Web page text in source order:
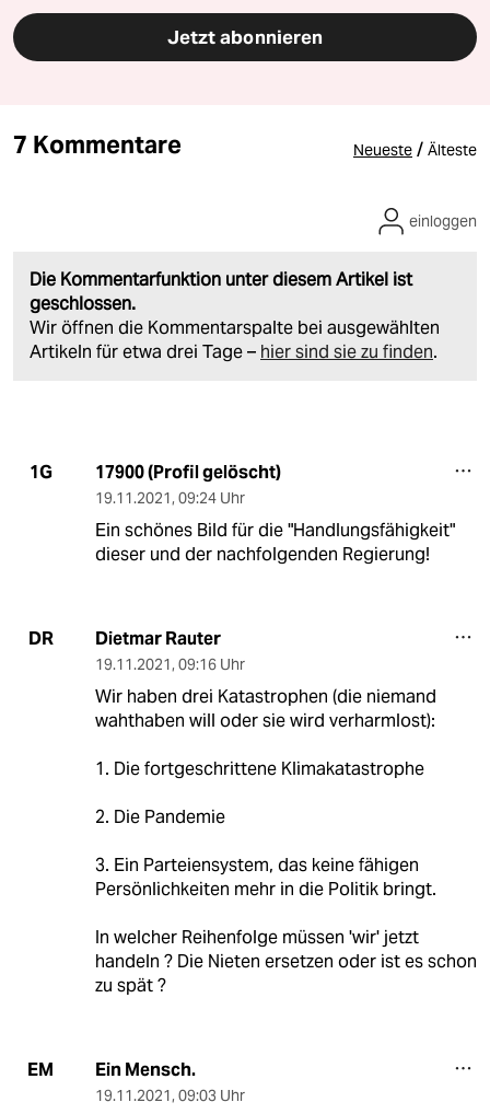
Jetzt abonnieren
7 Kommentare Neueste / Älteste
Die Kommentarfunktion unter diesem Artikel ist
geschlossen.
Wir öffnen die Kommentarspalte bei ausgewählten
Artikeln für etwa drei Tage – hier sind sie zu finden.
einloggen
1G 17900 (Profil gelöscht)
19.11.2021, 09:24 Uhr
Ein schönes Bild für die "Handlungsfähigkeit"
dieser und der nachfolgenden Regierung!
DR Dietmar Rauter
19.11.2021, 09:16 Uhr
Wir haben drei Katastrophen (die niemand
wahthaben will oder sie wird verharmlost):
1. Die fortgeschrittene Klimakatastrophe
2. Die Pandemie
3. Ein Parteiensystem, das keine fähigen
Persönlichkeiten mehr in die Politik bringt.
In welcher Reihenfolge müssen 'wir' jetzt
handeln ? Die Nieten ersetzen oder ist es schon
zu spät ?
EM Ein Mensch.
19.11.2021, 09:03 Uhr